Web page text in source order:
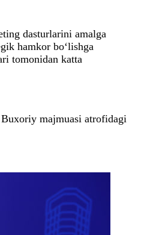
dasturlarini amalga
hamkor bo‘lishga
tomonidan katta
majmuasi atrofidagi